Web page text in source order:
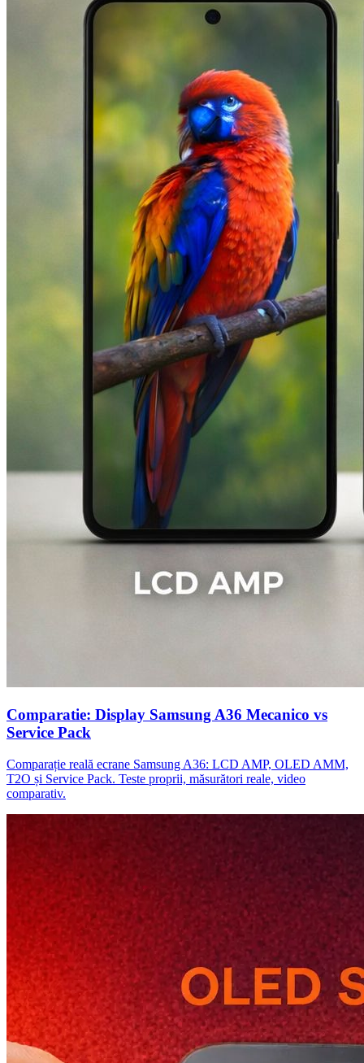
Comparatie: Display Samsung A36 Mecanico vs
Service Pack
Comparație reală ecrane Samsung A36: LCD AMP, OLED AMM,
T2O și Service Pack. Teste proprii, măsurători reale, video
comparativ.